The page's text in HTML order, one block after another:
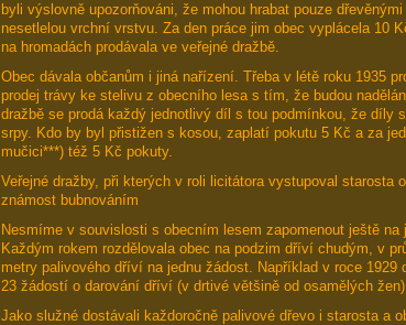
byli výslovně upozorňováni, že mohou hrabat pouze
nesetlelou vrchní vrstvu. Za den práce jim obec vyplácela 10
na hromadách prodávala ve veřejné dražbě.
Obec dávala občanům i jiná nařízení. Třeba v létě roku 1935
prodej trávy ke stelivu z obecního lesa s tím, že budou
dražbě se prodá každý jednotlivý díl s tou podmínkou, že díly
srpy. Kdo by byl přistižen s kosou, zaplatí pokutu 5 Kč a za
mučici***) též 5 Kč pokuty.
Veřejné dražby, při kterých v roli licitátora vystupoval starosta
známost bubnováním
Nesmíme v souvislosti s obecním lesem zapomenout ještě na
Každým rokem rozdělovala obec na podzim dříví chudým, v
metry palivového dříví na jednu žádost. Například v roce 1929
23 žádostí o darování dříví (v drtivé většině od osamělých
Jako služné dostávali každoročně palivové dřevo i starosta a